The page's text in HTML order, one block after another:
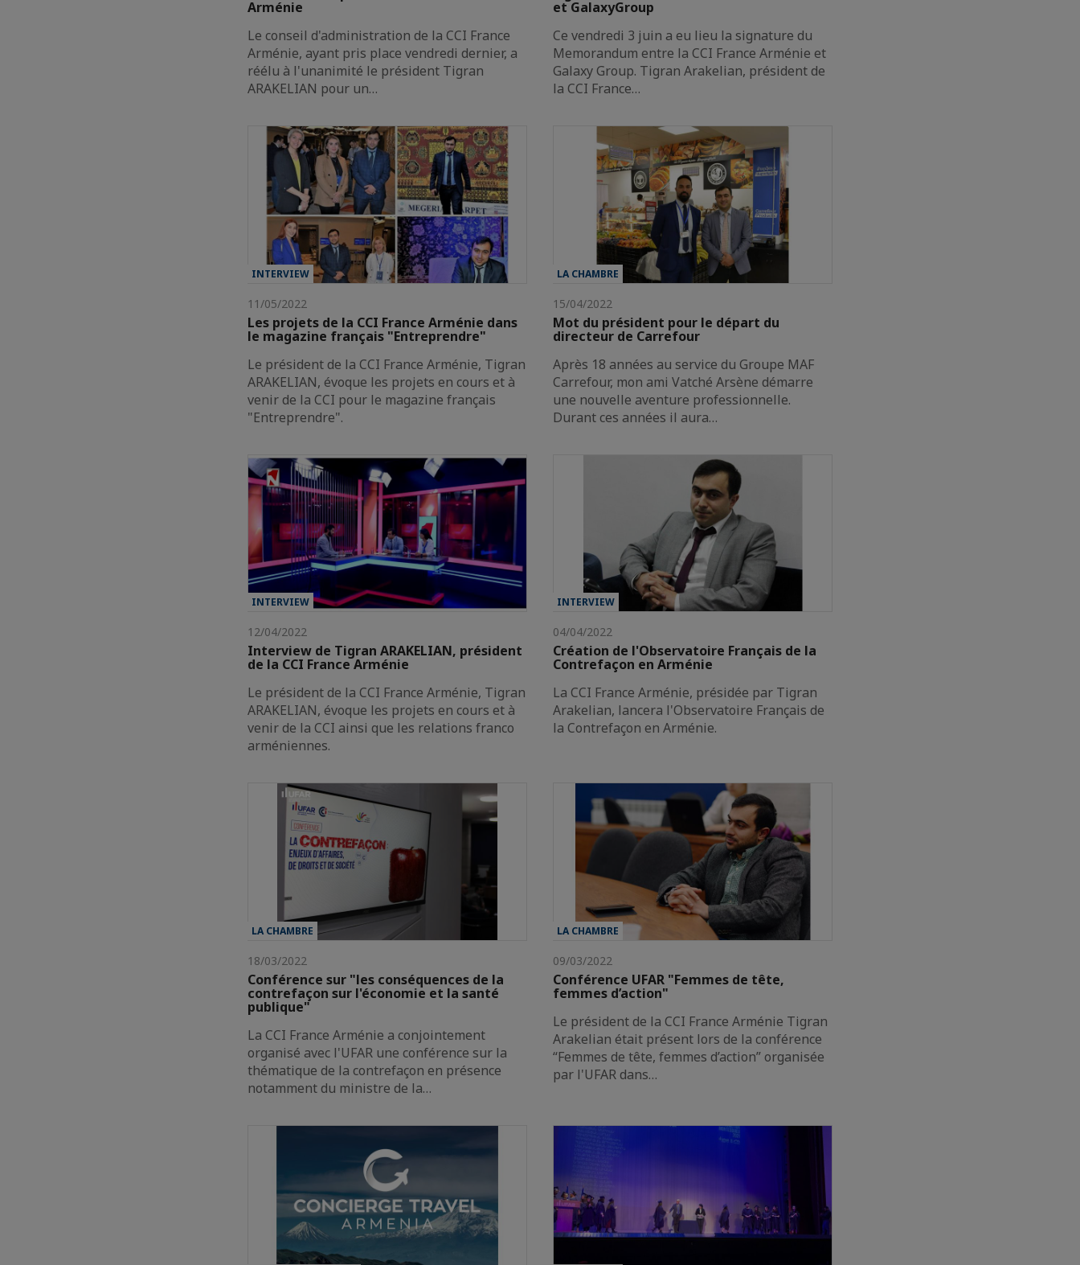
Arménie
Le conseil d'administration de la CCI France
Arménie, ayant pris place vendredi dernier, a
réélu à l'unanimité le président Tigran
ARAKELIAN pour un…
et GalaxyGroup
Ce vendredi 3 juin a eu lieu la signature du
Memorandum entre la CCI France Arménie et
Galaxy Group. Tigran Arakelian, président de
la CCI France…
INTERVIEW
11/05/2022
Les projets de la CCI France Arménie dans
le magazine français "Entreprendre"
Le président de la CCI France Arménie, Tigran
ARAKELIAN, évoque les projets en cours et à
venir de la CCI pour le magazine français
"Entreprendre".
LA CHAMBRE
15/04/2022
Mot du président pour le départ du
directeur de Carrefour
Après 18 années au service du Groupe MAF
Carrefour, mon ami Vatché Arsène démarre
une nouvelle aventure professionnelle.
Durant ces années il aura…
INTERVIEW
12/04/2022
Interview de Tigran ARAKELIAN, président
de la CCI France Arménie
Le président de la CCI France Arménie, Tigran
ARAKELIAN, évoque les projets en cours et à
venir de la CCI ainsi que les relations franco
arméniennes.
INTERVIEW
04/04/2022
Création de l'Observatoire Français de la
Contrefaçon en Arménie
La CCI France Arménie, présidée par Tigran
Arakelian, lancera l'Observatoire Français de
la Contrefaçon en Arménie.
LA CHAMBRE
18/03/2022
Conférence sur "les conséquences de la
contrefaçon sur l'économie et la santé
publique"
La CCI France Arménie a conjointement
organisé avec l'UFAR une conférence sur la
thématique de la contrefaçon en présence
notamment du ministre de la…
LA CHAMBRE
09/03/2022
Conférence UFAR "Femmes de tête,
femmes d’action"
Le président de la CCI France Arménie Tigran
Arakelian était présent lors de la conférence
“Femmes de tête, femmes d’action” organisée
par l'UFAR dans…